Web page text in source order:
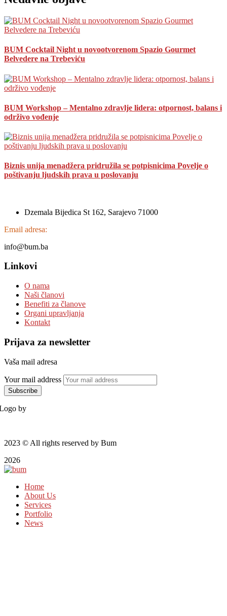
BUM Cocktail Night u novootvorenom Spazio Gourmet
Belvedere na Trebeviću
BUM Workshop – Mentalno zdravlje lidera: otpornost, balans i
održivo vođenje
Biznis unija menadžera pridružila se potpisnicima Povelje o
poštivanju ljudskih prava u poslovanju
Dzemala Bijedica St 162, Sarajevo 71000
Email adresa:
info@bum.ba
Linkovi
O nama
Naši članovi
Benefiti za članove
Organi upravljanja
Kontakt
Prijava za newsletter
Vaša mail adresa
Your mail address
by
2023 © All rights reserved by Bum
2026
Home
About Us
Services
Portfolio
News